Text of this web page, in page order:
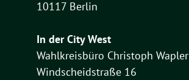
10117 Berlin
In der City West
Wahlkreisbüro Christoph Wapler
Windscheidstraße 16